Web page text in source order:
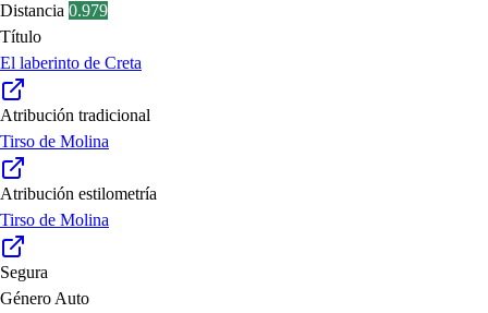
Distancia 0.979
Título
El laberinto de Creta
Atribución tradicional
Tirso de Molina
Atribución estilometría
Tirso de Molina
Segura
Género Auto